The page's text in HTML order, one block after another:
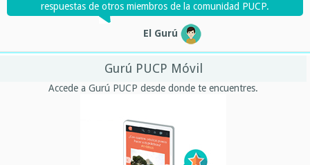
respuestas de otros miembros de la comunidad PUCP.
El Gurú
Gurú PUCP Móvil
Accede a Gurú PUCP desde donde te encuentres.